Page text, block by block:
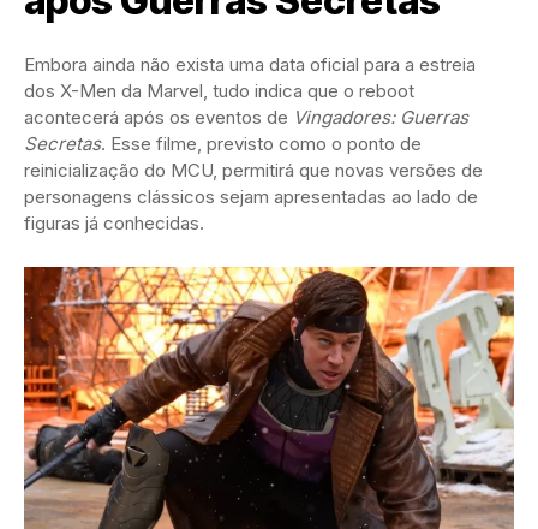
Embora ainda não exista uma data oficial para a estreia
dos X-Men da Marvel, tudo indica que o reboot
acontecerá após os eventos de Vingadores: Guerras
Secretas. Esse filme, previsto como o ponto de
reinicialização do MCU, permitirá que novas versões de
personagens clássicos sejam apresentadas ao lado de
figuras já conhecidas.